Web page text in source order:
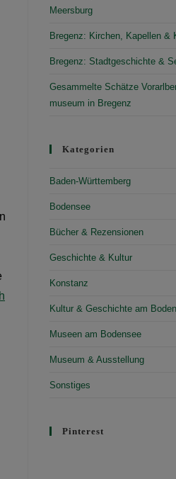
Meersburg
Bregenz: Kirchen, Kapellen &
Bregenz: Stadtgeschichte &
Gesammelte Schätze
museum in Bregenz
Kategorien
Baden-Württemberg
Bodensee
Bücher & Rezensionen
Geschichte & Kultur
Konstanz
Kultur & Geschichte am
Museen am Bodensee
Museum & Ausstellung
Sonstiges
Pinterest